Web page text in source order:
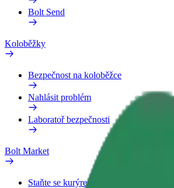
Bolt Send
Koloběžky
Bezpečnost na koloběžce
Nahlásit problém
Laboratoř bezpečnosti
Bolt Market
Staňte se kurýrem